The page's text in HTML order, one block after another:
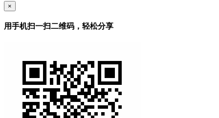
×
用手机扫一扫二维码，轻松分享